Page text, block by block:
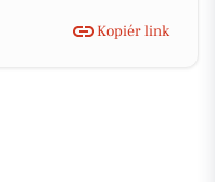
Kopiér link